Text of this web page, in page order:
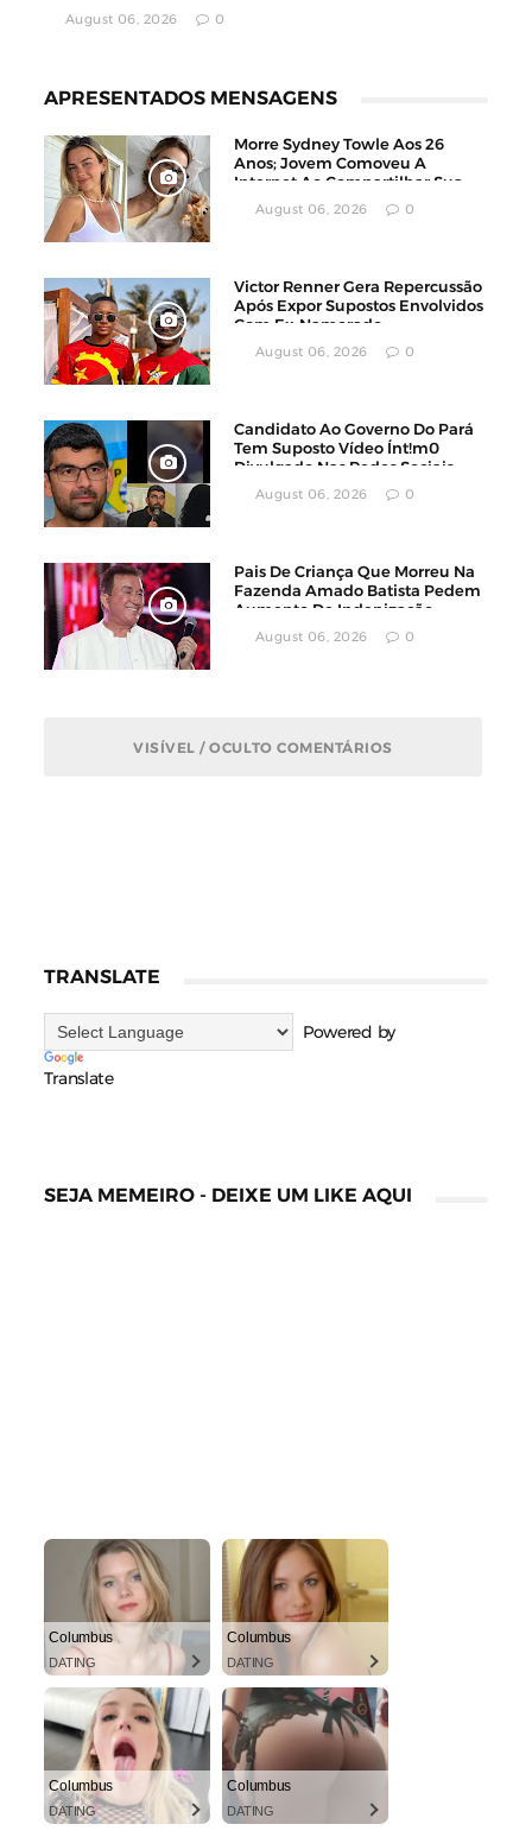
August 06, 2026 0
APRESENTADOS MENSAGENS
Morre Sydney Towle Aos 26
Anos; Jovem Comoveu A
Internet Ao Compartilhar Sua
Luta Contra O Câncer
August 06, 2026 0
Victor Renner Gera Repercussão
Após Expor Supostos Envolvidos
Com Ex-Namorado
August 06, 2026 0
Candidato Ao Governo Do Pará
Tem Suposto Vídeo Ínt!m0
Divulgado Nas Redes Sociais
August 06, 2026 0
Pais De Criança Que Morreu Na
Fazenda Amado Batista Pedem
Aumento De Indenização
August 06, 2026 0
VISÍVEL / OCULTO COMENTÁRIOS
TRANSLATE
Powered by
Translate
SEJA MEMEIRO - DEIXE UM LIKE AQUI
Columbus
DATING
Columbus
DATING
Columbus
DATING
Columbus
DATING